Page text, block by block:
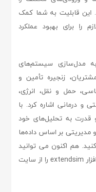
این قابلیت به شما کمک
را برای بهبود عملکرد
به مدل‌سازی سیستم‌های
زنجیره تأمین و
حمل و نقل، انرژی،
درمانی اشاره کرد. با
و قدرت به تحلیل‌های خود
مدیریتی بر اساس داده‌ها
هم اکنون می توانید
آخرین نسخه و جدیدترین ورژن نرم افزار extendsim را از سایت